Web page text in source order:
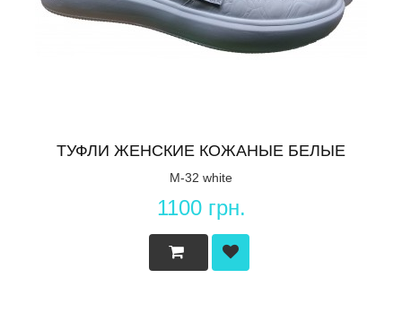
ТУФЛИ ЖЕНСКИЕ КОЖАНЫЕ БЕЛЫЕ
M-32 white
1100 грн.